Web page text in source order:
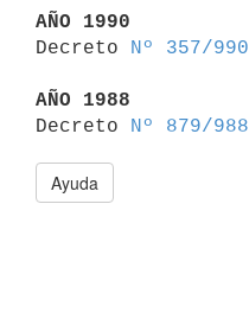
AÑO 1990
Decreto
Nº 357/990
AÑO 1988
Decreto
Nº 879/988
Ayuda